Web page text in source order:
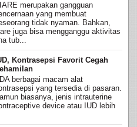
merupakan gangguan
yang membuat
tidak nyaman. Bahkan,
juga bisa mengganggu aktivitas
tub...
Kontrasepsi Favorit Cegah
berbagai macam alat
yang tersedia di pasaran.
biasanya, jenis intrauterine
device atau IUD lebih